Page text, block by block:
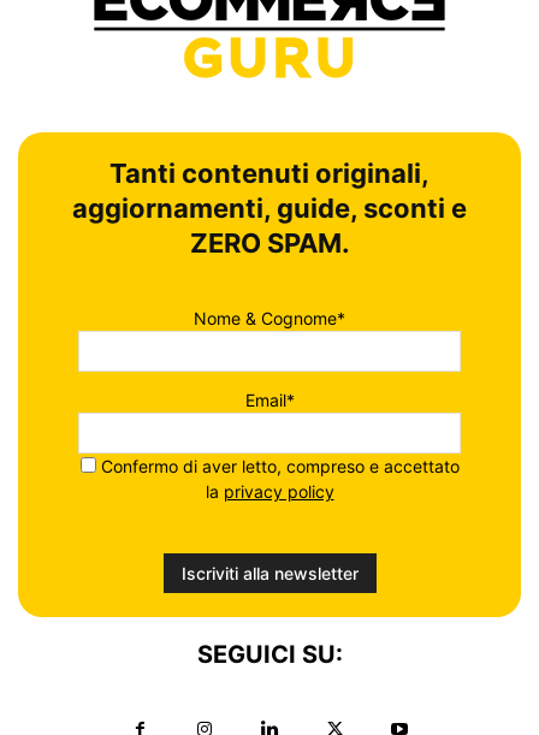
Tanti contenuti originali,
aggiornamenti, guide, sconti e
ZERO SPAM.
Nome & Cognome*
Email*
Confermo di aver letto, compreso e accettato
la privacy policy
SEGUICI SU: